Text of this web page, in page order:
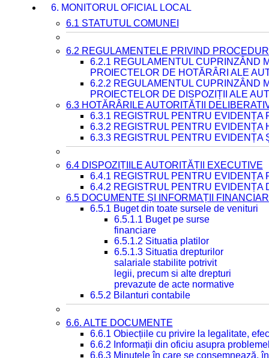
6. MONITORUL OFICIAL LOCAL
6.1 STATUTUL COMUNEI
6.2 REGULAMENTELE PRIVIND
6.2.1 REGULAMENTUL CUPRINZÂND
PROIECTELOR DE HOTĂRÂRI ALE
6.2.2 REGULAMENTUL CUPRINZÂND
PROIECTELOR DE DISPOZIȚII ALE
6.3 HOTĂRÂRILE AUTORITĂȚII
6.3.1 REGISTRUL PENTRU EVIDENȚA
6.3.2 REGISTRUL PENTRU EVIDENȚA
6.3.3 REGISTRUL PENTRU EVIDENȚA
6.4 DISPOZIȚIILE AUTORITĂȚII EXECUTIVE
6.4.1 REGISTRUL PENTRU EVIDENȚA
6.4.2 REGISTRUL PENTRU EVIDENȚA
6.5 DOCUMENTE ȘI INFORMAȚII
6.5.1 Buget din toate sursele de venituri
6.5.1.1 Buget pe surse
financiare
6.5.1.2 Situatia platilor
6.5.1.3 Situatia drepturilor
salariale stabilite potrivit
legii, precum si alte drepturi
prevazute de acte normative
6.5.2 Bilanturi contabile
6.6. ALTE DOCUMENTE
6.6.1 Obiecțiile cu privire la legalitate,
6.6.2 Informații din oficiu asupra
6.6.3 Minutele în care se consemnează,